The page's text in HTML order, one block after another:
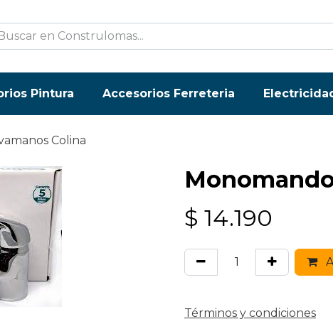
Pintura Accesorios Ferreteria
Colina
$ 14.190
Términos y condiciones